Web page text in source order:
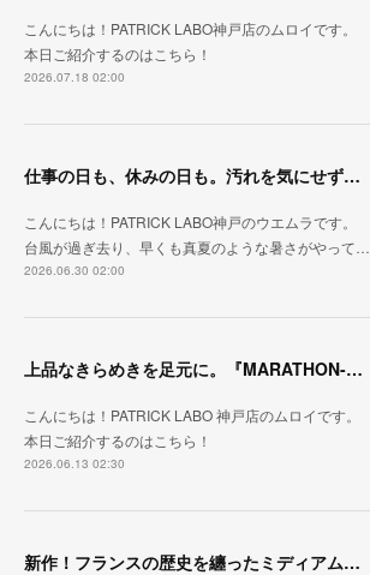
こんにちは！PATRICK LABO神戸店のムロイです。
本日ご紹介するのはこちら！
2026.07.18 02:00
仕事の日も、休みの日も。汚れを気にせず毎日履ける『PUNCH-WP_WHT』
こんにちは！PATRICK LABO神戸のウエムラです。
台風が過ぎ去り、早くも真夏のような暑さがやって…
2026.06.30 02:00
上品なきらめきを足元に。『MARATHON-HAKU』
こんにちは！PATRICK LABO 神戸店のムロイです。
本日ご紹介するのはこちら！
2026.06.13 02:30
新作！フランスの歴史を纏ったミディアムグレー「MARATHON_CASTLE」